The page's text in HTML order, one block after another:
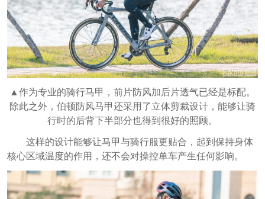
▲作为专业的骑行马甲，前片防风加后片透气已经是标配。
除此之外，伯顿防风马甲还采用了立体剪裁设计，能够让骑
行时的后背下半部分也得到很好的照顾。
这样的设计能够让马甲与骑行服更贴合，起到保持身体
核心区域温度的作用，还不会对操控单车产生任何影响。